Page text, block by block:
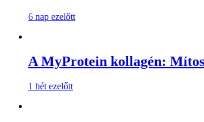
6 nap ezelőtt
A MyProtein kollagén:
1 hét ezelőtt